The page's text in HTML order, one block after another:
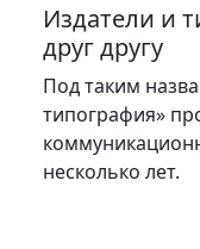
Издатели и
друг другу
Под таким
типография»
несколько лет.